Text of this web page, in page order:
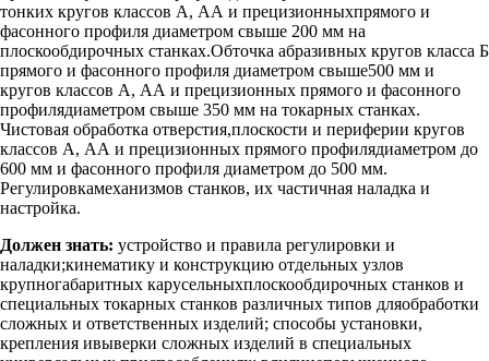
тонких кругов классов А, АА и прецизионныхпрямого и
фасонного профиля диаметром свыше 200 мм на
плоскообдирочных станках.Обточка абразивных кругов класса Б
прямого и фасонного профиля диаметром свыше500 мм и
кругов классов А, АА и прецизионных прямого и фасонного
профилядиаметром свыше 350 мм на токарных станках.
Чистовая обработка отверстия,плоскости и периферии кругов
классов А, АА и прецизионных прямого профилядиаметром до
600 мм и фасонного профиля диаметром до 500 мм.
Регулировкамеханизмов станков, их частичная наладка и
настройка.
Должен знать: устройство и правила регулировки и
наладки;кинематику и конструкцию отдельных узлов
крупногабаритных карусельныхплоскообдирочных станков и
специальных токарных станков различных типов дляобработки
сложных и ответственных изделий; способы установки,
крепления ивыверки сложных изделий в специальных